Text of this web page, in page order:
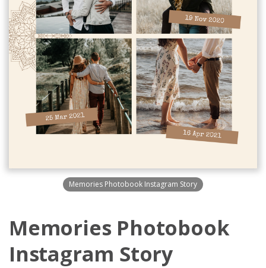
Memories Photobook Instagram Story
Memories Photobook
Instagram Story